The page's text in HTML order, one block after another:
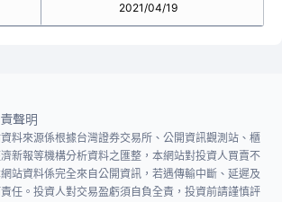
2021/04/19
聲明
料來源係根據台灣證券交易所、公開資訊觀測站、櫃
新報等機構分析資料之匯整，本網站對投資人買賣不
站資料係完全來自公開資訊，若遇傳輸中斷、延遲及
任。投資人對交易盈虧須自負全責，投資前請謹慎評